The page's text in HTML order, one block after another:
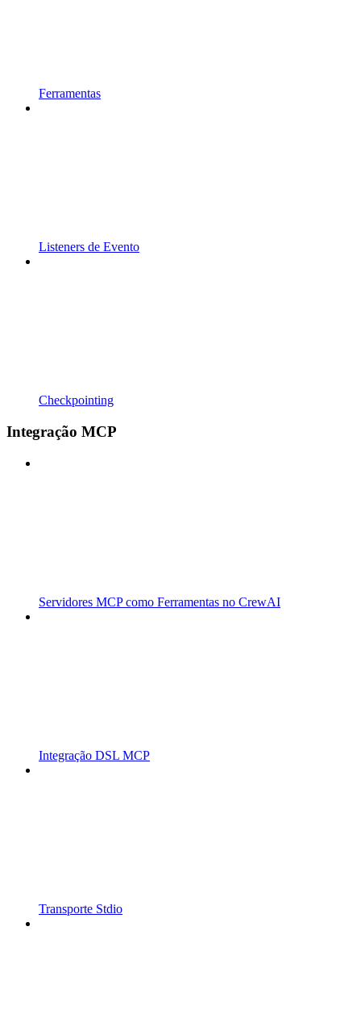
Ferramentas
Listeners de Evento
Checkpointing
Integração MCP
Servidores MCP como Ferramentas no CrewAI
Integração DSL MCP
Transporte Stdio